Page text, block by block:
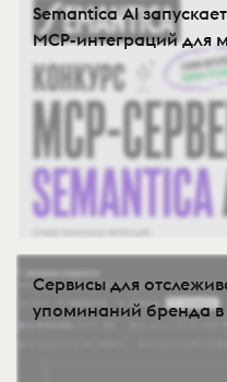
Semantica AI
MCP-интеграций для
Сервисы для
упоминаний бренда в